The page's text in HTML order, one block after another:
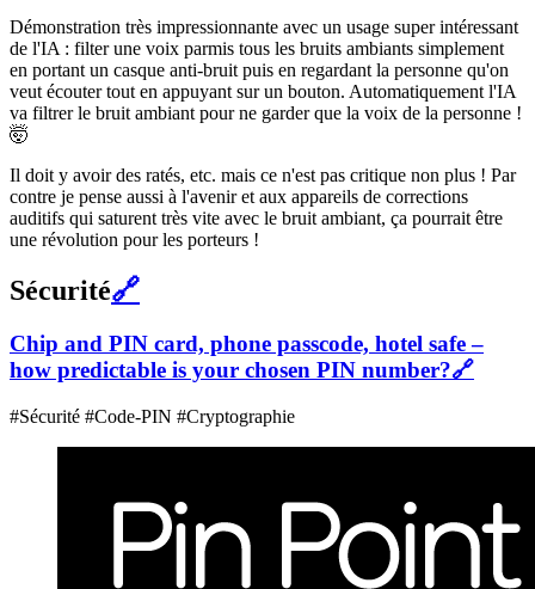
Démonstration très impressionnante avec un usage super intéressant
de l'IA : filter une voix parmis tous les bruits ambiants simplement
en portant un casque anti-bruit puis en regardant la personne qu'on
veut écouter tout en appuyant sur un bouton. Automatiquement l'IA
va filtrer le bruit ambiant pour ne garder que la voix de la personne !
🤯
Il doit y avoir des ratés, etc. mais ce n'est pas critique non plus ! Par
contre je pense aussi à l'avenir et aux appareils de corrections
auditifs qui saturent très vite avec le bruit ambiant, ça pourrait être
une révolution pour les porteurs !
Sécurité🔗
Chip and PIN card, phone passcode, hotel safe –
how predictable is your chosen PIN number?🔗
#Sécurité #Code-PIN #Cryptographie